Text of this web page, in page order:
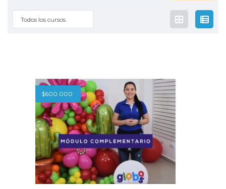
Todos los cursos
$600.000